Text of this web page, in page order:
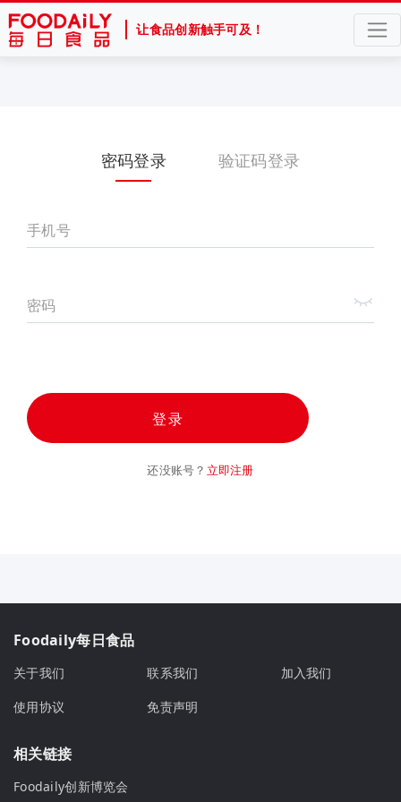
让食品创新触手可及！
密码登录 验证码登录
手机号
密码
登录
还没账号？ 立即注册
Foodaily每日食品
关于我们 联系我们
加入我们
使用协议
免责声明
相关链接
Foodaily创新博览会